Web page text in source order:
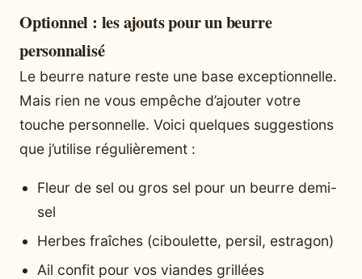
Optionnel : les ajouts pour un beurre
personnalisé
Le beurre nature reste une base exceptionnelle.
Mais rien ne vous empêche d’ajouter votre
touche personnelle. Voici quelques suggestions
que j’utilise régulièrement :
Fleur de sel ou gros sel pour un beurre demi-
sel
Herbes fraîches (ciboulette, persil, estragon)
Ail confit pour vos viandes grillées